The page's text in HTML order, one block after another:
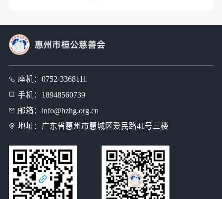
座机： 0752-3368111
手机： 18948560739
邮箱： info@hzhg.org.cn
地址： 广东省惠州市惠城区爱民路41号三楼